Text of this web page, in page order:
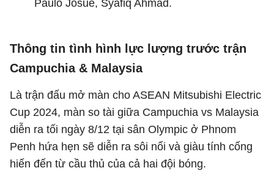
Paulo Josue, Syafiq Ahmad.
Thông tin tình hình lực lượng trước trận
Campuchia & Malaysia
Là trận đấu mở màn cho ASEAN Mitsubishi Electric
Cup 2024, màn so tài giữa Campuchia vs Malaysia
diễn ra tối ngày 8/12 tại sân Olympic ở Phnom
Penh hứa hẹn sẽ diễn ra sôi nổi và giàu tính cống
hiến đến từ cầu thủ của cả hai đội bóng.